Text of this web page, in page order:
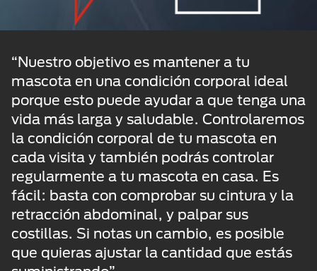
“Nuestro objetivo es mantener a tu
mascota en una condición corporal ideal
porque esto puede ayudar a que tenga una
vida más larga y saludable. Controlaremos
la condición corporal de tu mascota en
cada visita y también podrás controlar
regularmente a tu mascota en casa. Es
fácil: basta con comprobar su cintura y la
retracción abdominal, y palpar sus
costillas. Si notas un cambio, es posible
que quieras ajustar la cantidad que estás